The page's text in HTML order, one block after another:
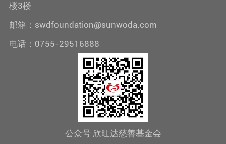
楼3楼
邮箱：swdfoundation@sunwoda.com
电话：0755-29516888
公众号 欣旺达慈善基金会